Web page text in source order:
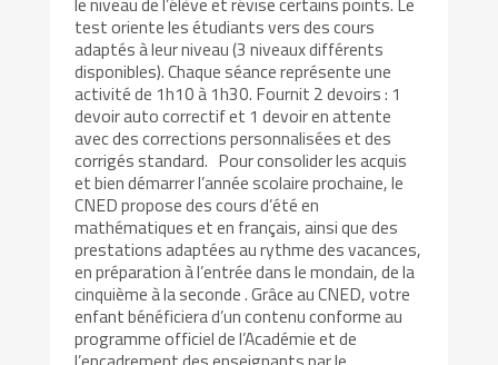
test oriente les étudiants vers des cours
adaptés à leur niveau (3 niveaux différents
disponibles). Chaque séance représente une
activité de 1h10 à 1h30. Fournit 2 devoirs : 1
devoir auto correctif et 1 devoir en attente
avec des corrections personnalisées et des
corrigés standard. Pour consolider les acquis
et bien démarrer l’année scolaire prochaine, le
CNED propose des cours d’été en
mathématiques et en français, ainsi que des
prestations adaptées au rythme des vacances,
en préparation à l’entrée dans le mondain, de la
cinquième à la seconde . Grâce au CNED, votre
enfant bénéficiera d’un contenu conforme au
programme officiel de l’Académie et de